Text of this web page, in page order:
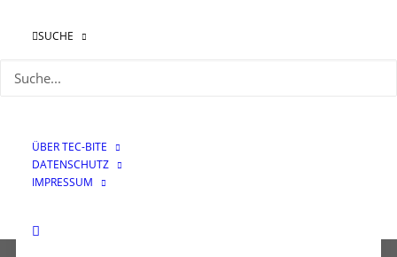
SUCHE
ÜBER TEC-BITE
DATENSCHUTZ
IMPRESSUM